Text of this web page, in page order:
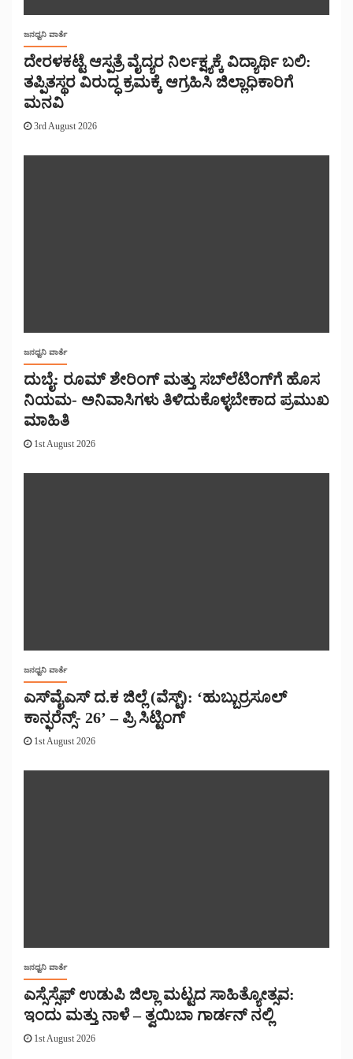
ಜನಧ್ವನಿ ವಾರ್ತೆ
ದೇರಳಕಟ್ಟೆ ಆಸ್ಪತ್ರೆ ವೈದ್ಯರ ನಿರ್ಲಕ್ಷ್ಯಕ್ಕೆ ವಿದ್ಯಾರ್ಥಿ ಬಲಿ:
ತಪ್ಪಿತಸ್ಥರ ವಿರುದ್ಧ ಕ್ರಮಕ್ಕೆ ಆಗ್ರಹಿಸಿ ಜಿಲ್ಲಾಧಿಕಾರಿಗೆ
ಮನವಿ
3rd August 2026
ಜನಧ್ವನಿ ವಾರ್ತೆ
ದುಬೈ: ರೂಮ್ ಶೇರಿಂಗ್ ಮತ್ತು ಸಬ್‌ಲೆಟಿಂಗ್‌ಗೆ ಹೊಸ
ನಿಯಮ- ಅನಿವಾಸಿಗಳು ತಿಳಿದುಕೊಳ್ಳಬೇಕಾದ ಪ್ರಮುಖ
ಮಾಹಿತಿ
1st August 2026
ಜನಧ್ವನಿ ವಾರ್ತೆ
ಎಸ್‌ವೈಎಸ್ ದ.ಕ ಜಿಲ್ಲೆ (ವೆಸ್ಟ್): ‘ಹುಬ್ಬುರ್ರಸೂಲ್
ಕಾನ್ಫರೆನ್ಸ್- 26’ – ಪ್ರಿ ಸಿಟ್ಟಿಂಗ್
1st August 2026
ಜನಧ್ವನಿ ವಾರ್ತೆ
ಎಸ್ಸೆಸ್ಸೆಫ್ ಉಡುಪಿ ಜಿಲ್ಲಾ ಮಟ್ಟದ ಸಾಹಿತ್ಯೋತ್ಸವ:
ಇಂದು ಮತ್ತು ನಾಳೆ – ತ್ವಯಿಬಾ ಗಾರ್ಡನ್ ನಲ್ಲಿ
1st August 2026